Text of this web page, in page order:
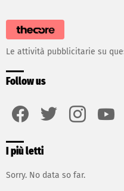
Le attività pubblicitarie su
Follow us
I più letti
Sorry. No data so far.